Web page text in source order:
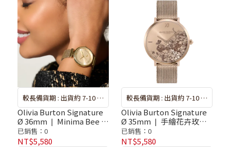
較長備貨期 : 出貨約 7-10 天
❘ 遇斷貨系統將自動取消訂
單，再請重新選購
Olivia Burton Signature
Ø 36mm ❘ Minima Bee 蜜
蜂鎏金不鏽鋼米蘭腕錶
已銷售：0
NT$5,580
較長備貨期 : 出貨約 7-10 天
❘ 遇斷貨系統將自動取消訂
單，再請重新選購
Olivia Burton Signature
Ø 35mm ❘ 手繪花卉玫瑰
金不鏽鋼米蘭腕錶
已銷售：0
NT$5,580